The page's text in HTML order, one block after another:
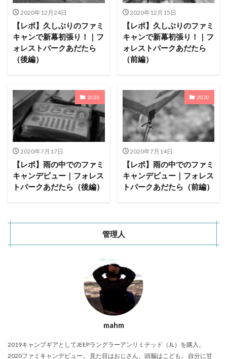
2020年12月24日
【レポ】久しぶりのファミ
キャンで新幕初張り！｜フ
ォレストパークあだたら
（後編）
2020年12月15日
【レポ】久しぶりのファミ
キャンで新幕初張り！｜フ
ォレストパークあだたら
（前編）
2020
2020年7月17日
【レポ】雨の中でのファミ
キャンデビュー｜フォレス
トパークあだたら（後編）
2020
2020年7月14日
【レポ】雨の中でのファミ
キャンデビュー｜フォレス
トパークあだたら（前編）
管理人
mahm
2019キャンプギアとしてJEEPラングラーアンリミテッド（JL）を購入。
2020ファミキャンデビュー。 見た目はおじさん、頭脳はこども。 自分に甘
タイヤ交換
かいぞくの森キャンプ場
キャンプ庭小会瀬の森
天神浜オートキャンプ場
秘境駅
キャンプギアレビュー
秋キャンプ
りょうぜんこどもの村キャンプ場
塩原グリーンビレッジ
Anker
BUB RESORT Chosei Village
キャンプギアカスタム
薪ストーブ
Nebula Capsule Ⅱ
グランピング
購入
バランゲルドーム
フォレストパークあだたら
エンゼルフォレスト那須白河
那須高原アカルパ
せせらぎ公園オートキャンプ場
横沢浜キャンプ場
Jeepを買おう
検索